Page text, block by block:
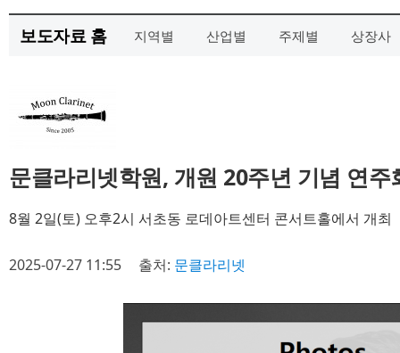
보도자료 홈 지역별 산업별 주제별 상장사
문클라리넷학원, 개원 20주년 기념 연주
8월 2일(토) 오후2시 서초동 로데아트센터 콘서트홀에서 개최
2025-07-27 11:55 출처: 문클라리넷